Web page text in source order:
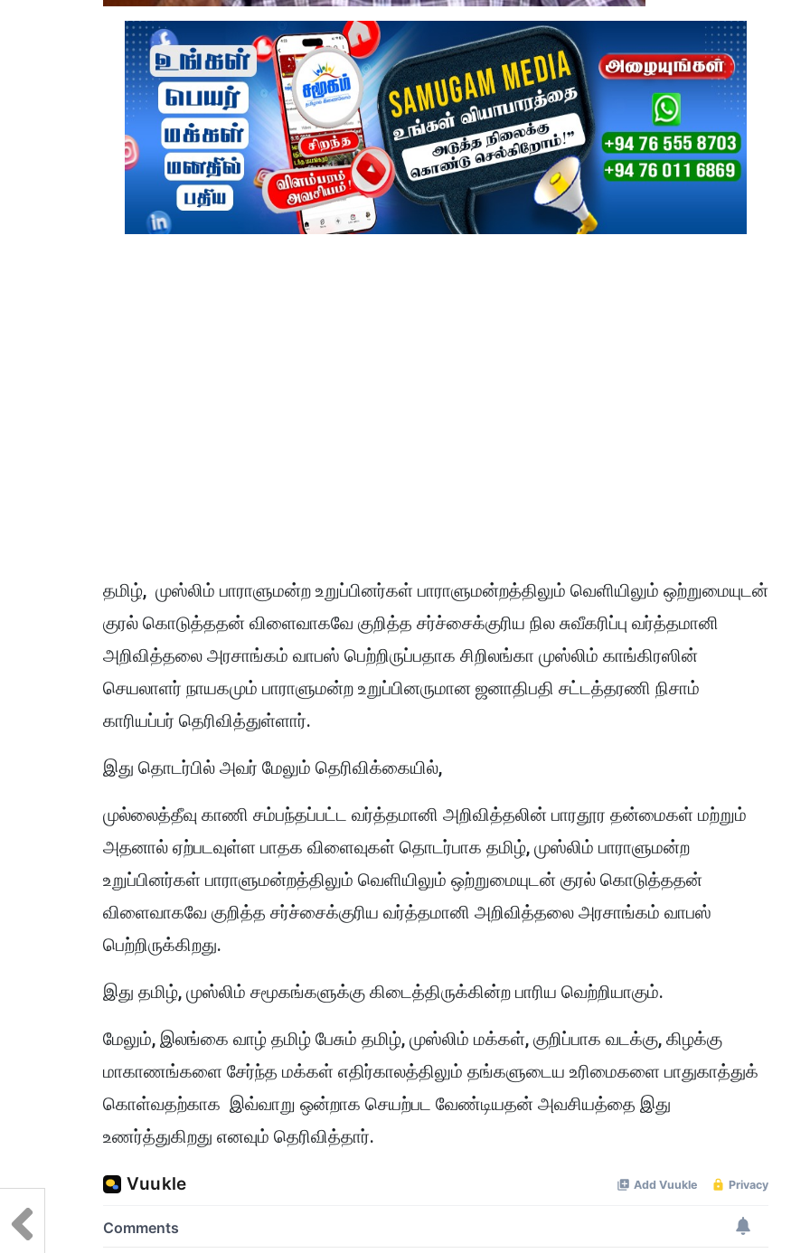
தமிழ், முஸ்லிம் பாராளுமன்ற உறுப்பினர்கள் பாராளுமன்றத்திலும் வெளியிலும் ஒற்றுமையுடன்
குரல் கொடுத்ததன் விளைவாகவே குறித்த சர்ச்சைக்குரிய நில சுவீகரிப்பு வர்த்தமானி
அறிவித்தலை அரசாங்கம் வாபஸ் பெற்றிருப்பதாக சிறிலங்கா முஸ்லிம் காங்கிரஸின்
செயலாளர் நாயகமும் பாராளுமன்ற உறுப்பினருமான ஜனாதிபதி சட்டத்தரணி நிசாம்
காரியப்பர் தெரிவித்துள்ளார்.
இது தொடர்பில் அவர் மேலும் தெரிவிக்கையில்,
முல்லைத்தீவு காணி சம்பந்தப்பட்ட வர்த்தமானி அறிவித்தலின் பாரதூர தன்மைகள் மற்றும்
அதனால் ஏற்படவுள்ள பாதக விளைவுகள் தொடர்பாக தமிழ், முஸ்லிம் பாராளுமன்ற
உறுப்பினர்கள் பாராளுமன்றத்திலும் வெளியிலும் ஒற்றுமையுடன் குரல் கொடுத்ததன்
விளைவாகவே குறித்த சர்ச்சைக்குரிய வர்த்தமானி அறிவித்தலை அரசாங்கம் வாபஸ்
பெற்றிருக்கிறது.
இது தமிழ், முஸ்லிம் சமூகங்களுக்கு கிடைத்திருக்கின்ற பாரிய வெற்றியாகும்.
மேலும், இலங்கை வாழ் தமிழ் பேசும் தமிழ், முஸ்லிம் மக்கள், குறிப்பாக வடக்கு, கிழக்கு
மாகாணங்களை சேர்ந்த மக்கள் எதிர்காலத்திலும் தங்களுடைய உரிமைகளை பாதுகாத்துக்
கொள்வதற்காக இவ்வாறு ஒன்றாக செயற்பட வேண்டியதன் அவசியத்தை இது
உணர்த்துகிறது எனவும் தெரிவித்தார்.